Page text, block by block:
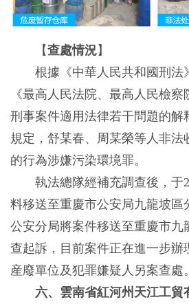
【查處情況】
根據《中華人民共和國刑法
《最高人民法院、最高人民檢
刑事案件適用法律若干問題的解
規定，舒某春、周某榮等人非法
的行為涉嫌污染環境罪。
執法總隊經補充調查後，于
料移送至重慶市公安局九龍坡區
公安分局將案件移送至重慶市九
查起訴，目前案件正在進一步辦
産廢單位及犯罪嫌疑人另案查處。
六、雲南省紅河州天江工貿